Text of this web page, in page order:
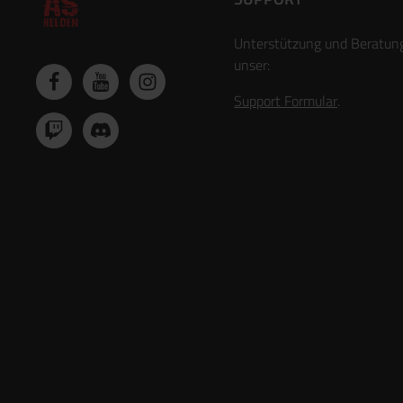
Unterstützung und
unser:
Support Formular.